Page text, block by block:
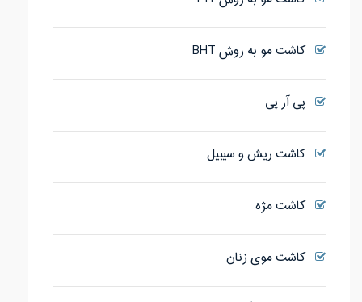
کاشت مو به روش BHT
پی آر پی
کاشت ریش و سیبیل
کاشت مژه
کاشت موی زنان